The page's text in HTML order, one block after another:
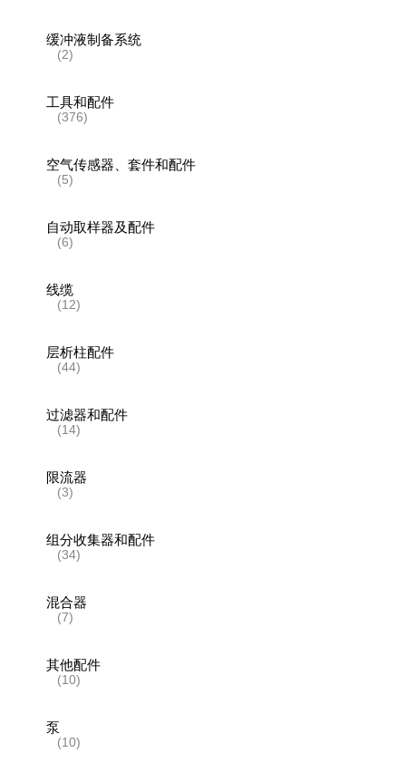
缓冲液制备系统
(2)
工具和配件
(376)
空气传感器、套件和配件
(5)
自动取样器及配件
(6)
线缆
(12)
层析柱配件
(44)
过滤器和配件
(14)
限流器
(3)
组分收集器和配件
(34)
混合器
(7)
其他配件
(10)
泵
(10)